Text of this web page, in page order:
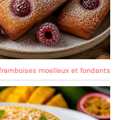
moelleux et fondants